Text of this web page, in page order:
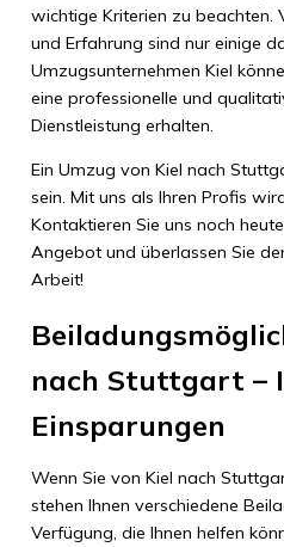
wichtige Kriterien zu beachten.
und Erfahrung sind nur einige
Umzugsunternehmen Kiel
eine professionelle und
Dienstleistung erhalten.
Ein Umzug von Kiel nach
sein. Mit uns als Ihren Profis
Kontaktieren Sie uns noch
Angebot und überlassen Sie
Arbeit!
nach Stuttgart –
Einsparungen
Wenn Sie von Kiel nach
stehen Ihnen verschiedene
Verfügung, die Ihnen helfen